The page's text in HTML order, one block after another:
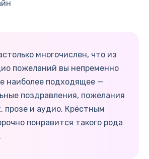
многочислен, что из
пожеланий вы непременно
наиболее подходящее —
поздравления, пожелания
прозе и аудио, Крёстным
понравится такого рода